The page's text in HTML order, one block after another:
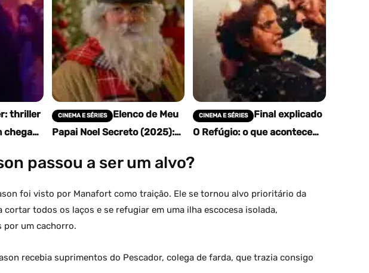
thriller
chega
CINEMA E SÉRIES
Elenco de Meu
Papai Noel Secreto (2025):
curiosidades
CINEMA E SÉRIES
Final explicado
O Refúgio: o que acontece
Prime Video
passou a ser um alvo?
foi visto por Manafort como traição. Ele se tornou alvo prioritário da
cortar todos os laços e se refugiar em uma ilha escocesa isolada,
por um cachorro.
recebia suprimentos do Pescador, colega de farda, que trazia consigo